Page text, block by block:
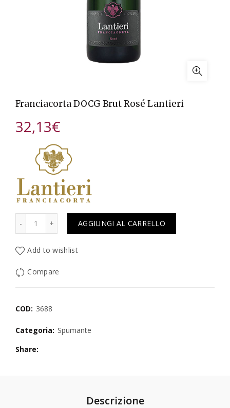
Franciacorta DOCG Brut Rosé Lantieri
32,13€
AGGIUNGI AL CARRELLO
Add to wishlist
Compare
COD: 3688
Categoria: Spumante
Share
Descrizione